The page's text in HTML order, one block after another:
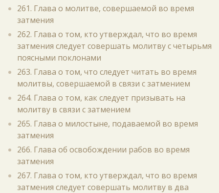
261. Глава о молитве, совершаемой во время
затмения
262. Глава о том, кто утверждал, что во время
затмения следует совершать молитву с четырьмя
поясными поклонами
263. Глава о том, что следует читать во время
молитвы, совершаемой в связи с затмением
264. Глава о том, как следует призывать на
молитву в связи с затмением
265. Глава о милостыне, подаваемой во время
затмения
266. Глава об освобождении рабов во время
затмения
267. Глава о том, кто утверждал, что во время
затмения следует совершать молитву в два